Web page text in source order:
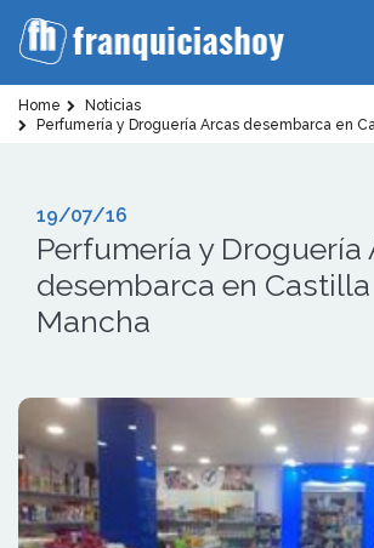
Home
Noticias
Perfumería y Droguería Arcas desembarca en
19/07/16
Perfumería y Droguería
desembarca en
Mancha